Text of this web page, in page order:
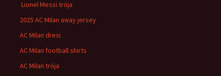
Lionel Messi tröja
2025 AC Milan away jersey
AC Milan dresi
AC Milan football shirts
AC Milan tröja